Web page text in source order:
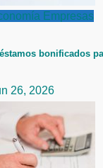
Empresas
bonificados
26, 2026